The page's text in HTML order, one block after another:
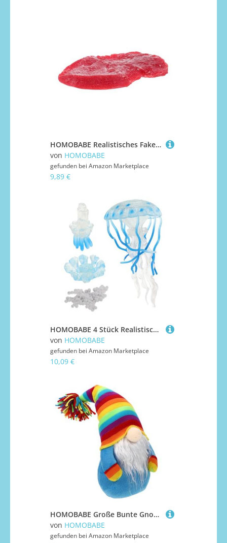
HOMOBABE Realistisches Fake Steak Modell Korrosionsbeständig Langlebig Lebensechte Simulation für Küchen und Fotodekor Kreatives Imitations Rindfleisch Ornament
von HOMOBABE
gefunden bei Amazon Marketplace
9,89 €
HOMOBABE 4 Stück Realistische Quallenfiguren Teiliges Pädagogische Fischglas Dekoration Kognitive Entwicklung Lernspielzeug Meereslebewesen Lebenszyklus Modell Aquarium Zubehör
von HOMOBABE
gefunden bei Amazon Marketplace
10,09 €
HOMOBABE Große Bunte Gnompuppe ohne Gesicht Farbenfrohe Skandinavische Stofffigur Dekorativer Wohnungs Fensterschmuck Liebevoll Verarbeitet Lebhafte Farbakzente Geschenkidee für Familie
von HOMOBABE
gefunden bei Amazon Marketplace